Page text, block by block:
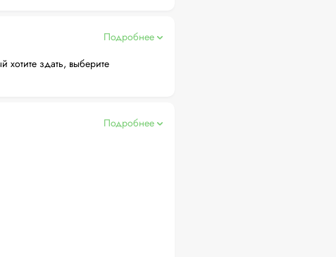
Подробнее
хотите здать, выберите
Подробнее